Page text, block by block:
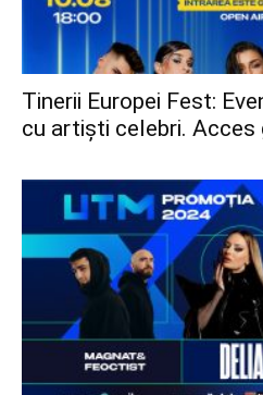
Tinerii Europei Fest:
cu artiști celebri. Acces